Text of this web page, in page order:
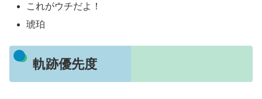
これがウチだよ！
琥珀
軌跡優先度